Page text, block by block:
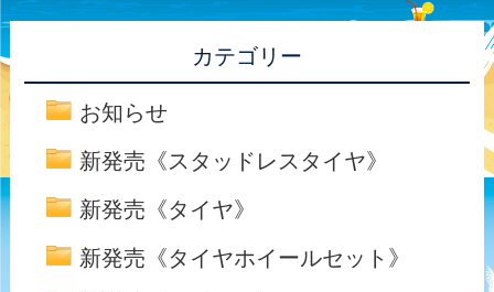
カテゴリー
お知らせ
新発売《スタッドレスタイヤ》
新発売《タイヤ》
新発売《タイヤホイールセット》